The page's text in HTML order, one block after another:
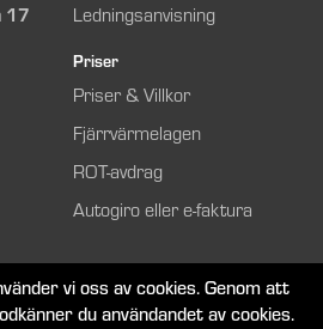
17
Ledningsanvisning
Priser
Priser & Villkor
Fjärrvärmelagen
ROT-avdrag
Autogiro eller e-faktura
vi oss av cookies. Genom att
du användandet av cookies.